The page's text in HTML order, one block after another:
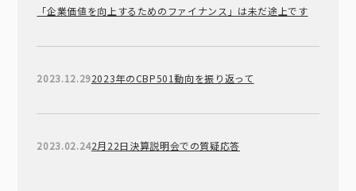
「企業価値を向上するためのファイナンス」は未だ途上です
2023.12.292023年のCBP501動向を振り返って
2023.02.242月22日決算説明会での質疑応答